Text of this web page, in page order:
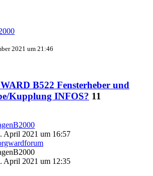
2021 um 21:46
B522 Fensterheber und
Kupplung INFOS? 11
April 2021 um 16:57
April 2021 um 12:35